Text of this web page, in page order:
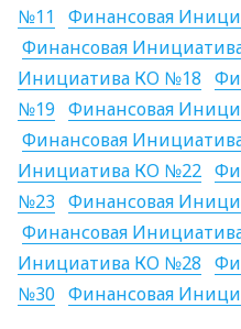
№11
Финансовая
Финансовая
Инициатива КО №18
№19 Финансовая
Финансовая
Инициатива КО №22
№23 Финансовая
Финансовая
Инициатива КО №28
№30 Финансовая